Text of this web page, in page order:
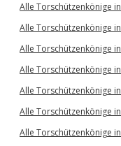
Alle Torschützenkönige
Alle Torschützenkönige
Alle Torschützenkönige
Alle Torschützenkönige
Alle Torschützenkönige
Alle Torschützenkönige
Alle Torschützenkönige